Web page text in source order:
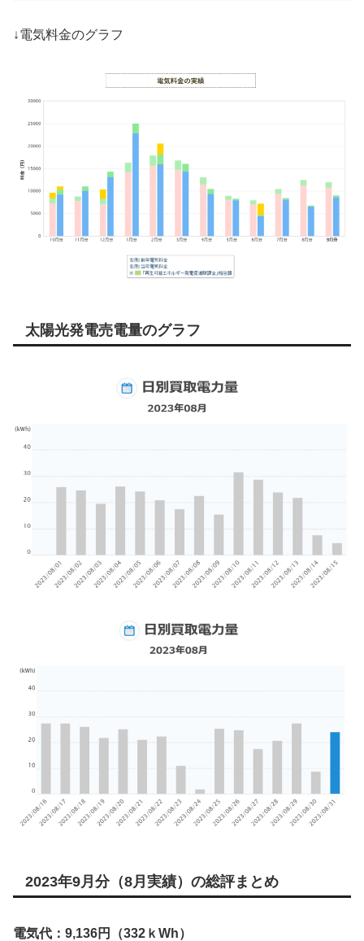
↓電気料金のグラフ
太陽光発電売電量のグラフ
2023年9月分（8月実績）の総評まとめ
電気代：9,136円（332ｋWh）